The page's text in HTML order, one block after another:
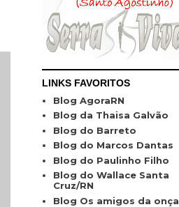
LINKS FAVORITOS
Blog AgoraRN
Blog da Thaisa Galvão
Blog do Barreto
Blog do Marcos Dantas
Blog do Paulinho Filho
Blog do Wallace Santa
Cruz/RN
Blog Os amigos da onça